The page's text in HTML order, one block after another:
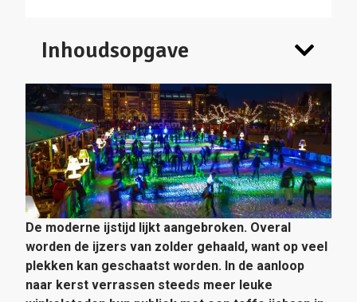
Inhoudsopgave
De moderne ijstijd lijkt aangebroken. Overal
worden de ijzers van zolder gehaald, want op veel
plekken kan geschaatst worden. In de aanloop
naar kerst verrassen steeds meer leuke